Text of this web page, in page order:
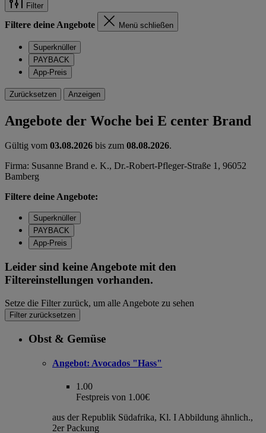
Filter
Filtere deine Angebote Menü schließen
Superknüller
PAYBACK
App-Preis
Zurücksetzen Anzeigen
Angebote der Woche bei E center Brand
Gültig vom 03.08.2026 bis zum 08.08.2026.
Firma: Susanne Brand e. K., Dr.-Robert-Pfleger-Straße 1, 96052
Bamberg
Filtere deine Angebote:
Superknüller
PAYBACK
App-Preis
Leider sind keine Angebote mit den
Filtereinstellungen vorhanden.
Setze die Filter zurück, um alle Angebote zu sehen
Filter zurücksetzen
Obst & Gemüse
Angebot: Avocados "Hass"
1.00
Festpreis von 1.00€
aus der Republik Südafrika, Kl. I Abbildung ähnlich.,
2er Packung